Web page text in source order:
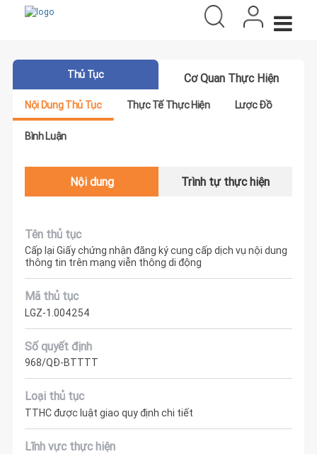
Thủ Tục Cơ Quan Thực Hiện
Nội Dung Thủ Tục Thực Tế Thực Hiện Lược Đồ
Bình Luận
Nội dung Trình tự thực hiện
Tên thủ tục
Cấp lại Giấy chứng nhận đăng ký cung cấp dịch vụ nội dung
thông tin trên mạng viễn thông di động
Mã thủ tục
LGZ-1.004254
Số quyết định
968/QĐ-BTTTT
Loại thủ tục
TTHC được luật giao quy định chi tiết
Lĩnh vực thực hiện